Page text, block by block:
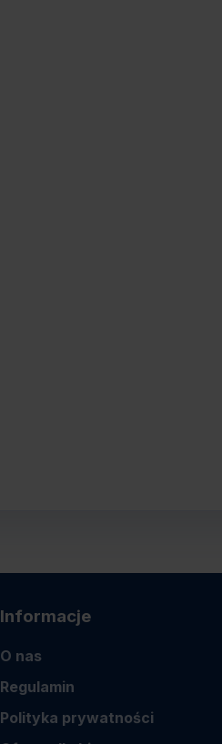
Informacje
O nas
Regulamin
Polityka prywatności